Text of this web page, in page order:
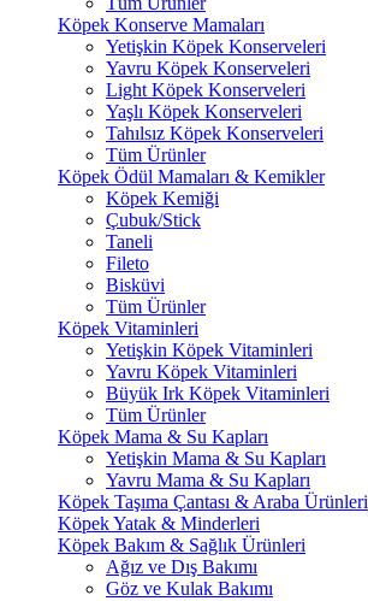
Köpek Konserve Mamaları
Yetişkin Köpek Konserveleri
Yavru Köpek Konserveleri
Light Köpek Konserveleri
Yaşlı Köpek Konserveleri
Tahılsız Köpek Konserveleri
Tüm Ürünler
Köpek Ödül Mamaları & Kemikler
Köpek Kemiği
Çubuk/Stick
Taneli
Fileto
Bisküvi
Tüm Ürünler
Köpek Vitaminleri
Yetişkin Köpek Vitaminleri
Yavru Köpek Vitaminleri
Büyük Irk Köpek Vitaminleri
Tüm Ürünler
Köpek Mama & Su Kapları
Yetişkin Mama & Su Kapları
Yavru Mama & Su Kapları
Köpek Taşıma Çantası & Araba Ürünleri
Köpek Yatak & Minderleri
Köpek Bakım & Sağlık Ürünleri
Ağız ve Dış Bakımı
Göz ve Kulak Bakımı